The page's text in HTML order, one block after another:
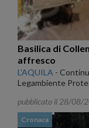
Basilica di
affresco
L'AQUILA -
Legambiente
pubblicato il 28/08/
Cronaca